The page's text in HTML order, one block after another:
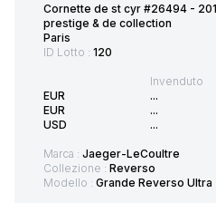
Cornette de st cyr #26494 -
prestige & de collection
Paris
ID Lotto : 120
EUR
EUR
USD
Invenduto
...
...
...
Marca : Jaeger-LeCoultre
Collezione : Reverso
Modello : Grande Reverso Ultra